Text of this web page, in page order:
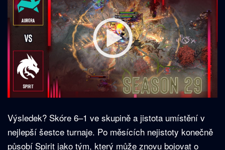
Výsledek? Skóre 6–1 ve skupině a jistota umístění v
nejlepší šestce turnaje. Po měsících nejistoty konečně
působí Spirit jako tým, který může znovu bojovat o